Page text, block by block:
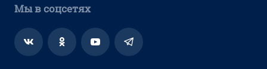
Мы в соцсетях